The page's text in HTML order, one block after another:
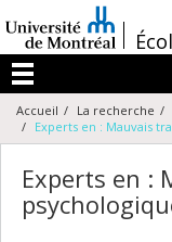
au
contenu
/
Menu
Accueil La recherche
Experts en : Mauvais
Experts en :